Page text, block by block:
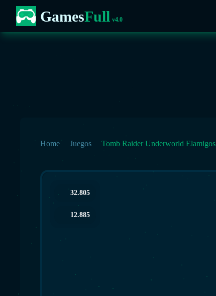
GamesFull v4.0
Home Juegos Tomb Raider Underworld Elamigos
32.805
12.885